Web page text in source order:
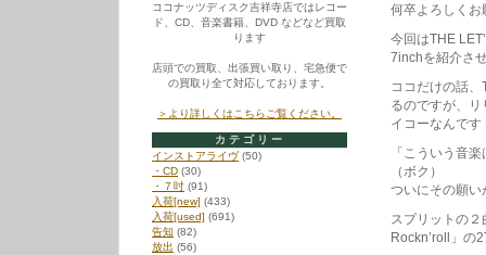
何卒よろしくお
今回はTHE
7inchを紹介さ
ココだけの話
るのですが、
イコーなんです
「こういう音
（ボク）
ついにその願い
スプリットの
Rockn’roll」の
ココナッツディスク吉祥寺店ではレコー
ド、CD、音楽書籍、DVD などなど買取
ります
店頭での買取、出張買い取り、宅急便で
の買取り全て対応しております。
＞より詳しくはこちらご覧ください。
カテゴリー
インストアライヴ(50)
・CD (30)
・７吋 (91)
入荷[new] (433)
入荷[used] (691)
告知 (82)
放出 (56)